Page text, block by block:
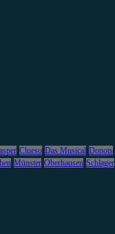
Clueso Das Musical Donots
Münster Oberhausen Schlager